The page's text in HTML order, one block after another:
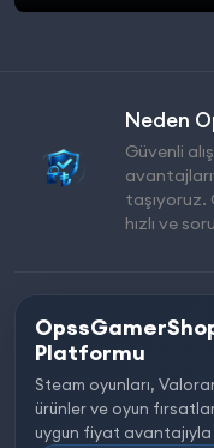
Neden
Güvenli
taşıyoruz.
hızlı ve
Platformu
Steam oyunları,
ürünler ve oyun
uygun fiyat